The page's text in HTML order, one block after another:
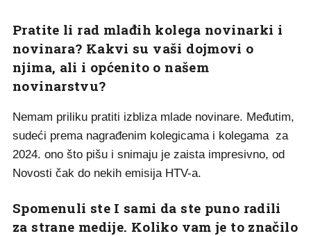
Pratite li rad mlađih kolega novinarki i
novinara? Kakvi su vaši dojmovi o
njima, ali i općenito o našem
novinarstvu?
Nemam priliku pratiti izbliza mlade novinare. Međutim,
sudeći prema nagrađenim kolegicama i kolegama za
2024. ono što pišu i snimaju je zaista impresivno, od
Novosti čak do nekih emisija HTV-a.
Spomenuli ste I sami da ste puno radili
za strane medije. Koliko vam je to značilo